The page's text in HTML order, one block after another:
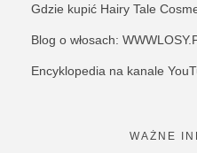
Gdzie kupić Hairy Tale
Blog o włosach:
Encyklopedia na kanale
WAŻNE